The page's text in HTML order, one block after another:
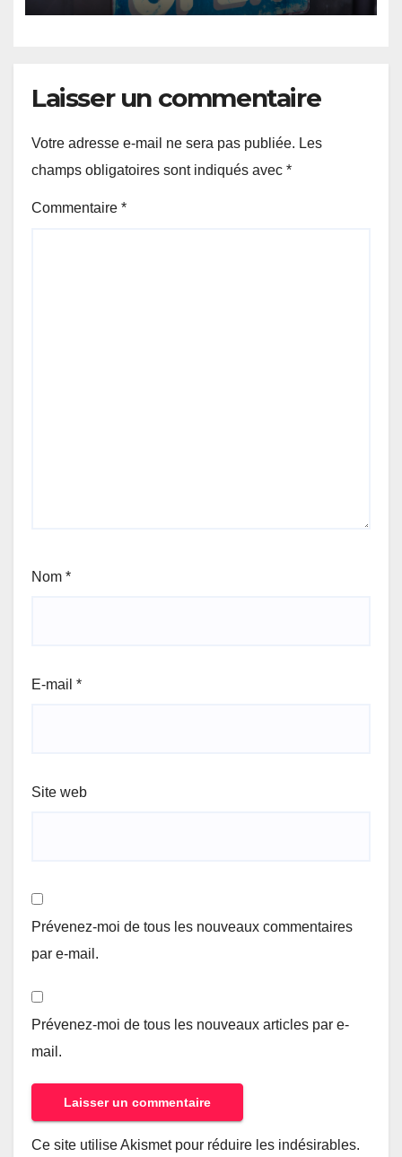
Laisser un commentaire
Votre adresse e-mail ne sera pas publiée. Les
champs obligatoires sont indiqués avec *
Commentaire *
Nom *
E-mail *
Site web
Prévenez-moi de tous les nouveaux commentaires
par e-mail.
Prévenez-moi de tous les nouveaux articles par e-
mail.
Ce site utilise Akismet pour réduire les indésirables.